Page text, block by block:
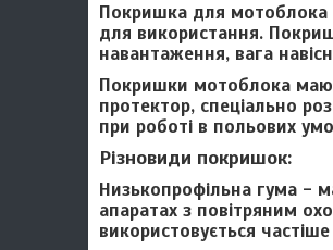
Покришка для мотоблока
для використання.
навантаження, вага
Покришки мотоблока
протектор, спеціально
при роботі в польових
Різновиди покришок:
Низькопрофільна гума -
апаратах з повітряним
використовується